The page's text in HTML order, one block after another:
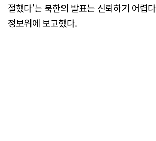
절했다'는 북한의 발표는 신뢰하기 어렵
정보위에 보고했다.